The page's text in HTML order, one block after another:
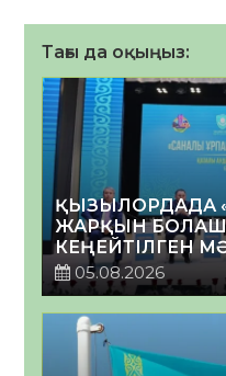
Тағы да оқыңыз:
ҚЫЗЫЛОРДАДА
ЖАРҚЫН
КЕҢЕЙТІЛГЕН
05.08.2026